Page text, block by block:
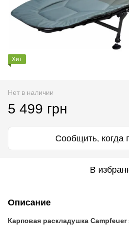
Хит
Нет в наличии
5 499 грн
Сообщить, когда
В
Описание
Карповая раскладушка Campfeuer